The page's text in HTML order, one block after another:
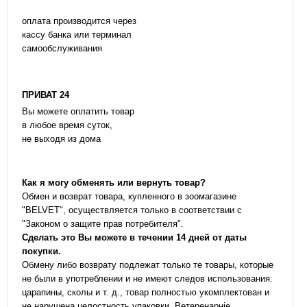
оплата производится через
кассу банка или терминал
самообслуживания
ПРИВАТ 24
Вы можете оплатить товар
в любое время суток,
не выходя из дома
Как я могу обменять или вернуть товар?
Обмен и возврат товара, купленного в зоомагазине
"BELVET", осуществляется только в соответствии с
"Законом о защите прав потребителя".
Сделать это Вы можете в течении 14 дней от даты
покупки.
Обмену либо возврату подлежат только те товары, которые
не были в употреблении и не имеют следов использования:
царапины, сколы и т. д., товар полностью укомплектован и